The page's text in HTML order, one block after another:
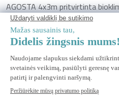
AGOSTA 4x3m pritvirtinta
aliuminis, baltos grotelės su
pusėje
ĮSPĖKITE
Praneškite man, kai ši prekė vėl